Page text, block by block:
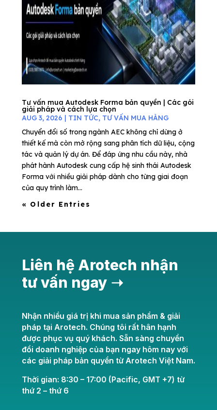
Tư vấn mua Autodesk Forma bản quyền | Các gói
giải pháp và cách lựa chọn
AUG 3, 2026 | TIN TỨC, TƯ VẤN MUA HÀNG
Chuyển đổi số trong ngành AEC không chỉ dừng ở
thiết kế mà còn mở rộng sang phân tích dữ liệu, cộng
tác và quản lý dự án. Để đáp ứng nhu cầu này, nhà
phát hành Autodesk cung cấp hệ sinh thái Autodesk
Forma với nhiều giải pháp dành cho từng giai đoạn
của quy trình làm...
« Older Entries
Liên hệ Arotech nhận
tư vấn ngay ➝
Nhận nhiều giá trị khi mua sản phẩm & giải
pháp tại Arotech. Chúng tôi rất hân hạnh
được phục vụ quý khách. Sẵn sàng chuyển
đổi doanh nghiệp của bạn ngay hôm nay với
các giải pháp bản quyền từ Arotech Việt Nam.
Thời gian: 8:30 – 17:00 (Pacific, GMT +7) từ
thứ 2 – thứ 6